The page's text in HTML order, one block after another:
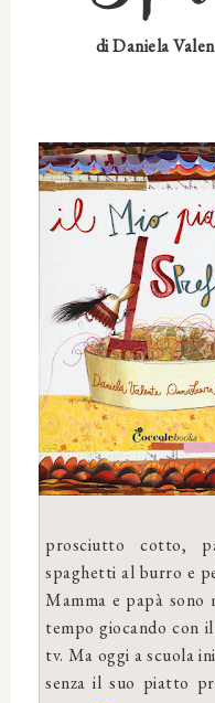
diDaniela
prosciutto cotto,
spaghetti al burro e
Mamma e papà sono
tempo giocando con
tv. Ma oggi a scuola
senza il suo piatto